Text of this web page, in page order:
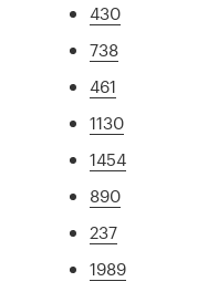
430
738
461
1130
1454
890
237
1989